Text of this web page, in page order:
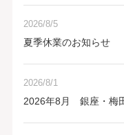
2026/8/5
夏季休業のお知らせ
2026/8/1
2026年8月 銀座・梅